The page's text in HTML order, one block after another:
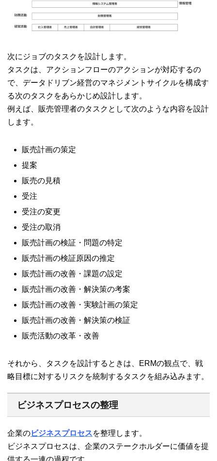
次にジョブのタスクを設計します。
タスクは、アクションフローのアクションが対応するの
で、データドリブン経営のマネジメントサイクルを構成す
る次のタスクをあらかじめ設計します。
例えば、販売管理者のタスクとして次のような内容を設計
します。
販売計画の策定
提案
販売の見積
受注
受注の変更
受注の取消
販売計画の検証・問題の特定
販売計画の検証原因の推定
販売計画の改善・課題の設定
販売計画の改善・解決策の考案
販売計画の改善・実験計画の策定
販売計画の改善・解決策の検証
販売活動の改革・改善
それから、タスクを設計するときは、ERMの観点で、戦
略目標に対するリスクを統制するタスクを組み込みます。
ビジネスプロセスの整理
企業のビジネスプロセスを整理します。
ビジネスプロセスは、企業のステークホルダーに価値を提